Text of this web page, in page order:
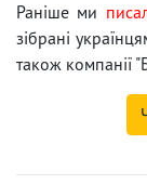
Раніше ми
зібрані
також компанії